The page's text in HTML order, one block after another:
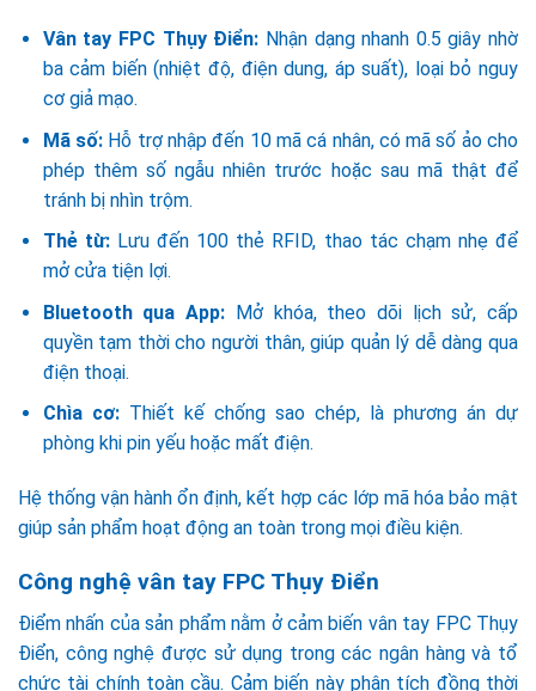
Vân tay FPC Thụy Điển: Nhận dạng nhanh 0.5 giây nhờ
ba cảm biến (nhiệt độ, điện dung, áp suất), loại bỏ nguy
cơ giả mạo.
Mã số: Hỗ trợ nhập đến 10 mã cá nhân, có mã số ảo cho
phép thêm số ngẫu nhiên trước hoặc sau mã thật để
tránh bị nhìn trộm.
Thẻ từ:Lưu đến 100 thẻ RFID, thao tác chạm nhẹ để
mở cửa tiện lợi.
Bluetooth qua App: Mở khóa, theo dõi lịch sử, cấp
quyền tạm thời cho người thân, giúp quản lý dễ dàng qua
điện thoại.
Chìa cơ:Thiết kế chống sao chép, là phương án dự
phòng khi pin yếu hoặc mất điện.
Hệ thống vận hành ổn định, kết hợp các lớp mã hóa bảo mật
giúp sản phẩm hoạt động an toàn trong mọi điều kiện.
Công nghệ vân tay FPC Thụy Điển
Điểm nhấn của sản phẩm nằm ở cảm biến vân tay FPC Thụy
Điển, công nghệ được sử dụng trong các ngân hàng và tổ
chức tài chính toàn cầu. Cảm biến này phân tích đồng thời